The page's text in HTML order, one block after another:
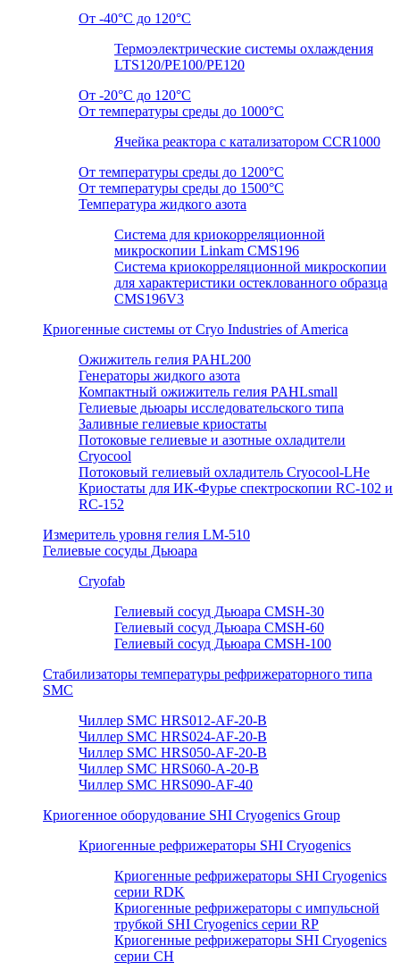
От -40°C до 120°C
Термоэлектрические системы охлаждения
LTS120/PE100/PE120
От -20°C до 120°C
От температуры среды до 1000°C
Ячейка реактора с катализатором CCR1000
От температуры среды до 1200°C
От температуры среды до 1500°C
Температура жидкого азота
Система для криокорреляционной
микроскопии Linkam CMS196
Система криокорреляционной микроскопии
для характеристики остеклованного образца
CMS196V3
Криогенные системы от Cryo Industries of America
Ожижитель гелия PAHL200
Генераторы жидкого азота
Компактный ожижитель гелия PAHLsmall
Гелиевые дьюары исследовательского типа
Заливные гелиевые криостаты
Потоковые гелиевые и азотные охладители
Cryocool
Потоковый гелиевый охладитель Cryocool-LHe
Криостаты для ИК-Фурье спектроскопии RC-102 и
RC-152
Измеритель уровня гелия LM-510
Гелиевые сосуды Дьюара
Cryofab
Гелиевый сосуд Дьюара CMSH-30
Гелиевый сосуд Дьюара CMSH-60
Гелиевый сосуд Дьюара CMSH-100
Стабилизаторы температуры рефрижераторного типа
SMC
Чиллер SMC HRS012-AF-20-B
Чиллер SMC HRS024-AF-20-B
Чиллер SMC HRS050-AF-20-B
Чиллер SMC HRS060-A-20-B
Чиллер SMC HRS090-AF-40
Криогенное оборудование SHI Cryogenics Group
Криогенные рефрижераторы SHI Cryogenics
Криогенные рефрижераторы SHI Cryogenics
серии RDK
Криогенные рефрижераторы с импульсной
трубкой SHI Cryogenics серии RP
Криогенные рефрижераторы SHI Cryogenics
серии CH